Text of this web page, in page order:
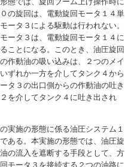
の旋回は、電動旋回モータ１４単
ータ３による駆動は行われない。
ータ３は、電動旋回モータ１４に
ことになる。このとき、油圧旋回
作動油の吸い込みは、２つのメイ
ずれか一方を介してタンク４から
タ３の出口側からの作動油の吐き
を介してタンク４に吐き出され
実施の形態に係る油圧システム１
ある。本実施の形態では、油圧旋
の流入を遮断する手段として、方
モータ３を接続する２つの油路に